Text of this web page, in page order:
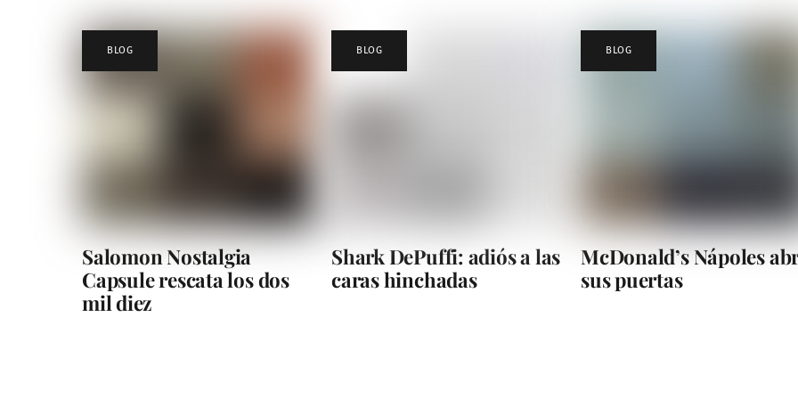
BLOG
Salomon Nostalgia
Capsule rescata los dos
mil diez
BLOG
Shark DePuffi: adiós a las
caras hinchadas
BLOG
McDonald’s Nápoles
sus puertas